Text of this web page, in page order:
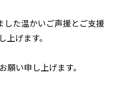
した温かいご声援とご支援
上げます。
願い申し上げます。